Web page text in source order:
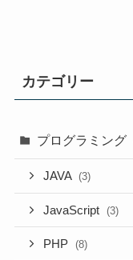
カテゴリー
プログラミング
JAVA (3)
JavaScript (3)
PHP (8)